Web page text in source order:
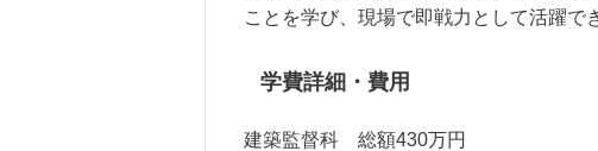
ことを学び、現場で即戦力として活躍で
学費詳細・費用
建築監督科 総額430万円